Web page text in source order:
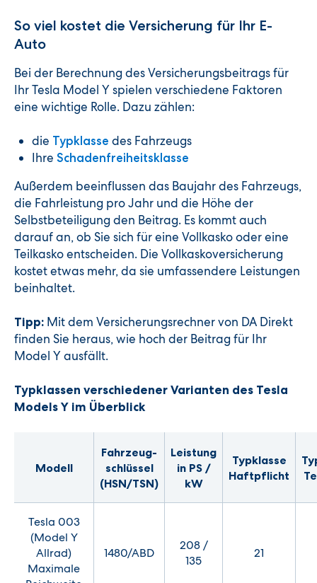
So viel kostet die Versicherung für Ihr E-
Auto
Bei der Berechnung des Versicherungsbeitrags für
Ihr Tesla Model Y spielen verschiedene Faktoren
eine wichtige Rolle. Dazu zählen:
die Typklasse des Fahrzeugs
Ihre Schadenfreiheitsklasse
Außerdem beeinflussen das Baujahr des Fahrzeugs,
die Fahrleistung pro Jahr und die Höhe der
Selbstbeteiligung den Beitrag. Es kommt auch
darauf an, ob Sie sich für eine Vollkasko oder eine
Teilkasko entscheiden. Die Vollkaskoversicherung
kostet etwas mehr, da sie umfassendere Leistungen
beinhaltet.
Tipp: Mit dem Versicherungsrechner von DA Direkt
finden Sie heraus, wie hoch der Beitrag für Ihr
Model Y ausfällt.
Typklassen verschiedener Varianten des Tesla
Models Y im Überblick
Modell
Fahrzeug-
schlüssel
(HSN/TSN)
Leistung
in PS /
kW
Typklasse
Haftpflicht
Tesla 003
(Model Y
Allrad)
Maximale
1480/ABD
208 /
135
21